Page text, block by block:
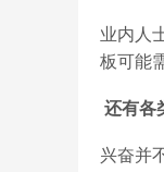
业内人
板可能
还有各
兴奋并